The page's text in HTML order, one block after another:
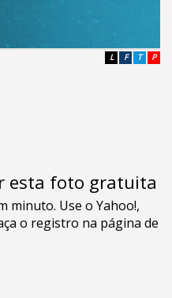
P
T
F
L
esta foto gratuita